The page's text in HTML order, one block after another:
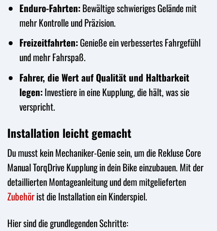
Enduro-Fahrten:Bewältige schwieriges Gelände mit
mehr Kontrolle und Präzision.
Freizeitfahrten:Genieße ein verbessertes Fahrgefühl
und mehr Fahrspaß.
Fahrer, die Wert auf Qualität und Haltbarkeit
legen:Investiere in eine Kupplung, die hält, was sie
verspricht.
Installation leicht gemacht
Du musst kein Mechaniker-Genie sein, um die Rekluse Core
Manual TorqDrive Kupplung in dein Bike einzubauen. Mit der
detaillierten Montageanleitung und dem mitgelieferten
Zubehörist die Installation ein Kinderspiel.
Hier sind die grundlegenden Schritte: